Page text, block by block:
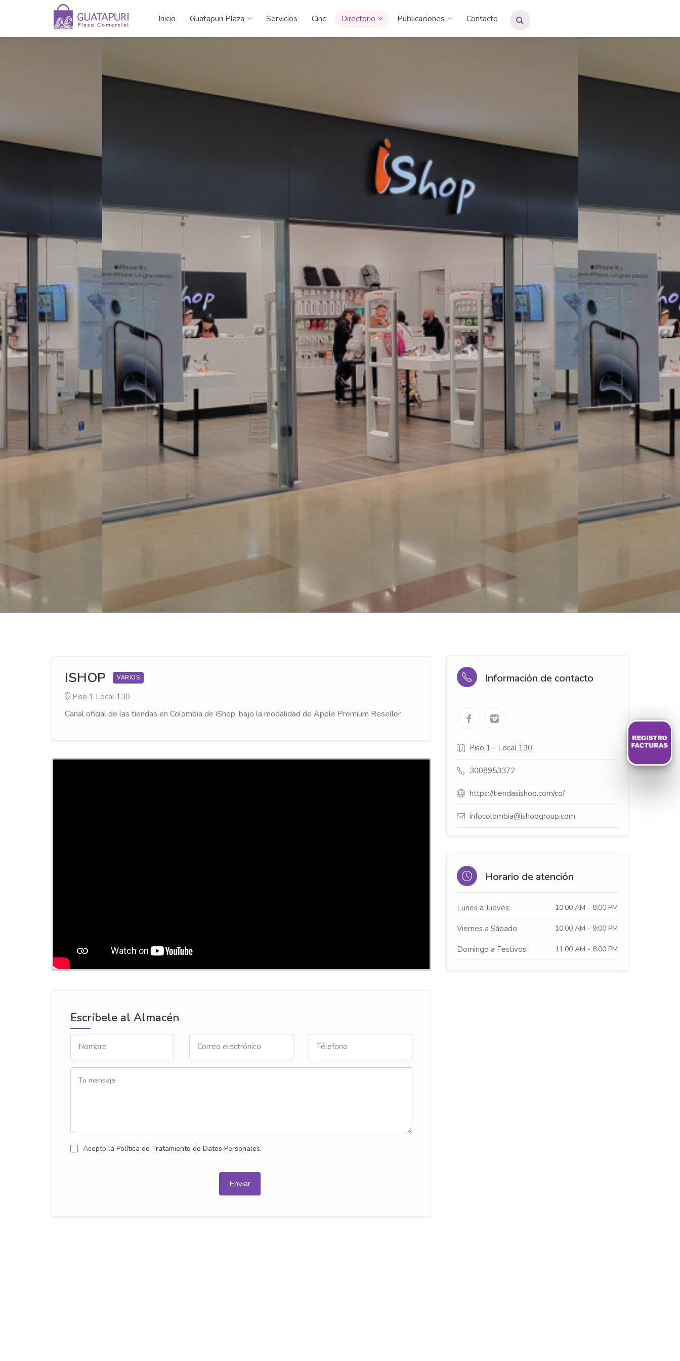
Inicio Guatapuri Plaza Servicios Cine Directorio Publicaciones Contacto
ISHOP VARIOS
Piso 1 Local 130
Canal oficial de las tiendas en Colombia de iShop, bajo la modalidad de Apple Premium Reseller
Escríbele al Almacén
Acepto la Política de Tratamiento de Datos Personales.
Enviar
Información de contacto
Piso 1 - Local 130
3008953372
https://tiendasishop.com/co/
infocolombia@ishopgroup.com
Horario de atención
Lunes a Jueves: 10:00 AM - 8:00 PM
Viernes a Sábado: 10:00 AM - 9:00 PM
Domingo a Festivos: 11:00 AM - 8:00 PM